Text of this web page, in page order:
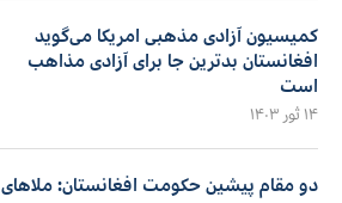
کمیسیون آزادی مذهبی امریکا می‌گوید
افغانستان بدترین جا برای آزادی مذاهب
است
۱۴ ثور ۱۴۰۳
دو مقام پیشین حکومت افغانستان: ملاهای